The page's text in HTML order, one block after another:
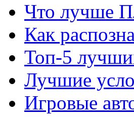
Что лучше
Как
Топ-5
Лучшие
Игровые